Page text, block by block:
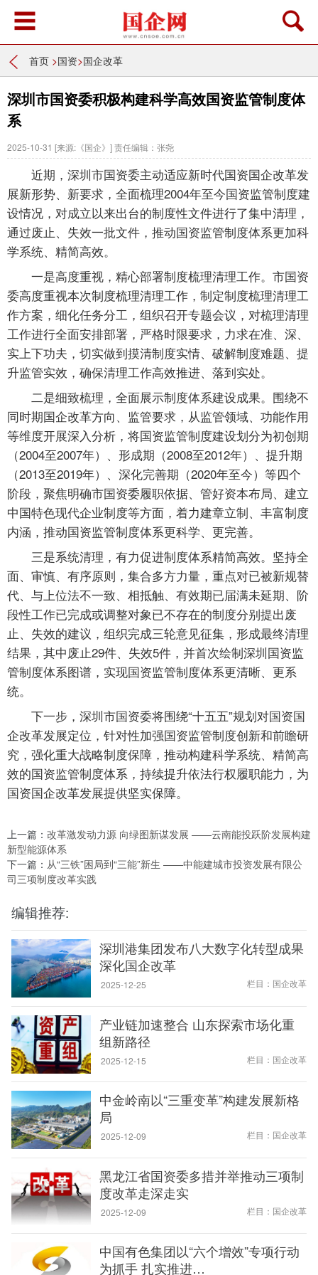
首页 >国资>国企改革
深圳市国资委积极构建科学高效国资监管制度体
系
2025-10-31 [来源:《国企》]责任编辑：张尧
近期，深圳市国资委主动适应新时代国资国企改革发
展新形势、新要求，全面梳理2004年至今国资监管制度建
设情况，对成立以来出台的制度性文件进行了集中清理，
通过废止、失效一批文件，推动国资监管制度体系更加科
学系统、精简高效。
一是高度重视，精心部署制度梳理清理工作。市国资
委高度重视本次制度梳理清理工作，制定制度梳理清理工
作方案，细化任务分工，组织召开专题会议，对梳理清理
工作进行全面安排部署，严格时限要求，力求在准、深、
实上下功夫，切实做到摸清制度实情、破解制度难题、提
升监管实效，确保清理工作高效推进、落到实处。
二是细致梳理，全面展示制度体系建设成果。围绕不
同时期国企改革方向、监管要求，从监管领域、功能作用
等维度开展深入分析，将国资监管制度建设划分为初创期
（2004至2007年）、形成期（2008至2012年）、提升期
（2013至2019年）、深化完善期（2020年至今）等四个
阶段，聚焦明确市国资委履职依据、管好资本布局、建立
中国特色现代企业制度等方面，着力建章立制、丰富制度
内涵，推动国资监管制度体系更科学、更完善。
三是系统清理，有力促进制度体系精简高效。坚持全
面、审慎、有序原则，集合多方力量，重点对已被新规替
代、与上位法不一致、相抵触、有效期已届满未延期、阶
段性工作已完成或调整对象已不存在的制度分别提出废
止、失效的建议，组织完成三轮意见征集，形成最终清理
结果，其中废止29件、失效5件，并首次绘制深圳国资监
管制度体系图谱，实现国资监管制度体系更清晰、更系
统。
下一步，深圳市国资委将围绕“十五五”规划对国资国
企改革发展定位，针对性加强国资监管制度创新和前瞻研
究，强化重大战略制度保障，推动构建科学系统、精简高
效的国资监管制度体系，持续提升依法行权履职能力，为
国资国企改革发展提供坚实保障。
上一篇： 改革激发动力源 向绿图新谋发展 ——云南能投跃阶发展构建
新型能源体系
下一篇： 从“三铁”困局到“三能”新生 ——中能建城市投资发展有限公
司三项制度改革实践
编辑推荐:
深圳港集团发布八大数字化转型成果
深化国企改革
2025-12-25 栏目：国企改革
产业链加速整合 山东探索市场化重
组新路径
2025-12-15 栏目：国企改革
中金岭南以“三重变革”构建发展新格
局
2025-12-09 栏目：国企改革
黑龙江省国资委多措并举推动三项制
度改革走深走实
2025-12-09 栏目：国企改革
中国有色集团以“六个增效”专项行动
为抓手 扎实推进…